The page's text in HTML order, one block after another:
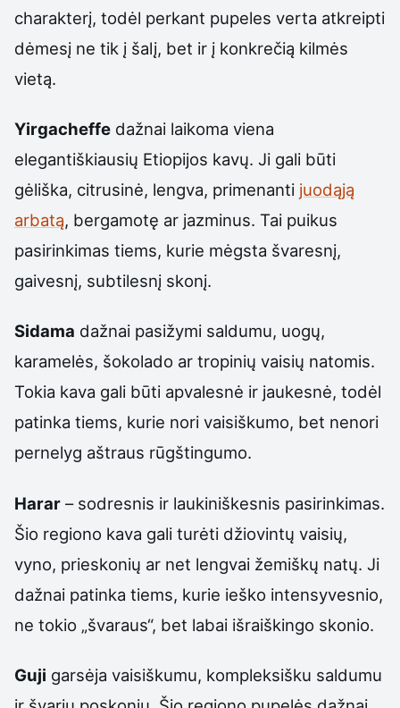
charakterį, todėl perkant pupeles verta atkreipti
dėmesį ne tik į šalį, bet ir į konkrečią kilmės
vietą.
Yirgacheffe dažnai laikoma viena
elegantiškiausių Etiopijos kavų. Ji gali būti
gėliška, citrusinė, lengva, primenanti juodąją
arbatą, bergamotę ar jazminus. Tai puikus
pasirinkimas tiems, kurie mėgsta švaresnį,
gaivesnį, subtilesnį skonį.
Sidama dažnai pasižymi saldumu, uogų,
karamelės, šokolado ar tropinių vaisių natomis.
Tokia kava gali būti apvalesnė ir jaukesnė, todėl
patinka tiems, kurie nori vaisiškumo, bet nenori
pernelyg aštraus rūgštingumo.
Harar – sodresnis ir laukiniškesnis pasirinkimas.
Šio regiono kava gali turėti džiovintų vaisių,
vyno, prieskonių ar net lengvai žemiškų natų. Ji
dažnai patinka tiems, kurie ieško intensyvesnio,
ne tokio „švaraus“, bet labai išraiškingo skonio.
Guji garsėja vaisiškumu, kompleksišku saldumu